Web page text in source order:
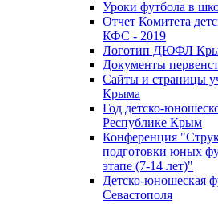
Уроки футбола в
Отчет Комитета
КФС - 2019
Логотип ДЮФЛ
Документы
Сайты и страницы
Крыма
Год детско-
Республике Крым
Конференция
подготовки юных
этапе (7-14 лет)"
Детско-юношеская
Севастополя